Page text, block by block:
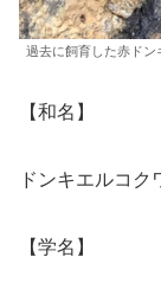
過去に飼育した赤ドン
【和名】
ドンキエルコ
【学名】